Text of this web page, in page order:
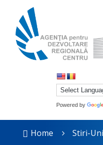
Powered by
 Home 5 Stiri-